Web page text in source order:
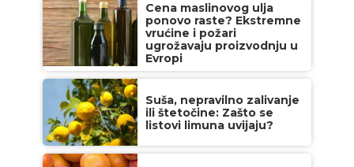
Cena maslinovog ulja
ponovo raste? Ekstremne
vrućine i požari
ugrožavaju proizvodnju u
Evropi
Suša, nepravilno zalivanje
ili štetočine: Zašto se
listovi limuna uvijaju?